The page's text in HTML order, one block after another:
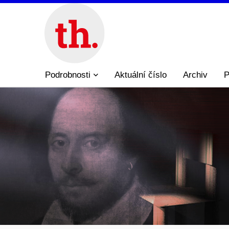
Podrobnosti Aktuální číslo Archiv